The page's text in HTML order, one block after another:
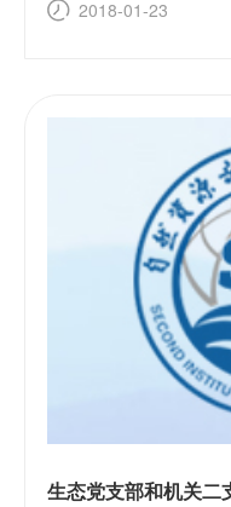
底实验室《中国、
2018-01-23
生态党支部和机关二